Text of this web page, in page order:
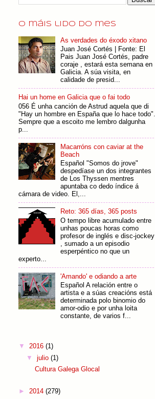
O máis lido do mes
As verdades do éxodo xitano
Juan José Cortés | Fonte: El
Pais Juan José Cortés, padre
coraje , estará esta semana en
Galicia. A súa visita, en
calidade de presid...
Hai un home en Galicia que o fai todo
056 É unha canción de Astrud aquela que di
"Hay un hombre en España que lo hace todo".
Sempre que a escoito me lembro dalgunha
p...
Macarróns con caviar at the
Beach
Español "Somos do jrove"
despedíase un dos integrantes
de Los Thyssen mentres
apuntaba co dedo índice á
cámara de video. El,...
Reto: 365 días, 365 posts
O tempo libre acumulado entre
unhas poucas horas como
profesor de inglés e disc-jockey
, sumado a un episodio
esperpéntico no que un
experto...
'Amando' e odiando a arte
Español A relación entre o
artista e a súas creacións está
determinada polo binomio do
amor-odio e por unha loita
constante, de varios f...
▼ 2016 (1)
▼julio(1)
Cultura Galega Glocal
► 2014 (279)